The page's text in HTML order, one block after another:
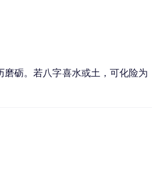
砺。若八字喜水或土，可化险为